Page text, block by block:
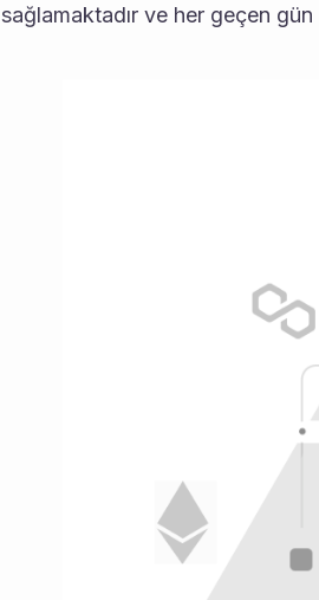
sağlamaktadır ve her geçen